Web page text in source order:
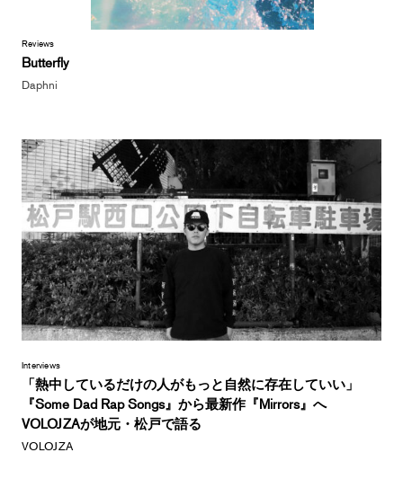
Reviews
Butterfly
Daphni
Interviews
「熱中しているだけの人がもっと自然に存在していい」
『Some Dad Rap Songs』から最新作『Mirrors』へ
VOLOJZAが地元・松戸で語る
VOLOJZA